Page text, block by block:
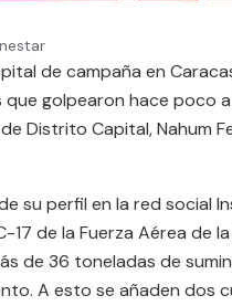
de campaña en
golpearon hace poco a
Distrito Capital, Nahum
su perfil en la red social
de la Fuerza Aérea de la
de 36 toneladas de
A esto se añaden dos